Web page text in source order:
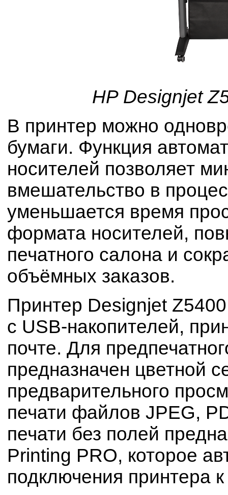
HP Designjet
В принтер можно
бумаги. Функция
носителей позволяет
вмешательство в
уменьшается время
формата носителей,
печатного салона и
объёмных заказов.
Принтер Designjet
с USB-накопителей,
почте. Для
предназначен цветной
предварительного
печати файлов JPEG,
печати без полей
Printing PRO, которое
подключения принтера